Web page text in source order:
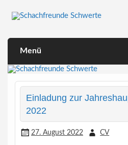
content
Menü
Einladung zur
2022
27. August 2022 CV